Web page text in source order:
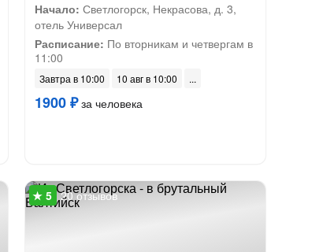
Начало: Светлогорск, Некрасова, д. 3,
отель Универсал
Расписание: По вторникам и четвергам в
11:00
Завтра в 10:00 10 авг в 10:00
1900 ₽за человека
20 отзывов